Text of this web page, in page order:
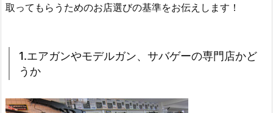
取ってもらうためのお店選びの基準をお伝えします！
1.エアガンやモデルガン、サバゲーの専門店かど
うか